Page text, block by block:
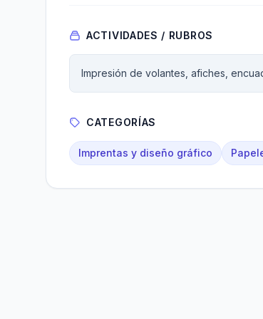
ACTIVIDADES / RUBROS
Impresión de volantes, afiches,
CATEGORÍAS
Imprentas y diseño gráfico